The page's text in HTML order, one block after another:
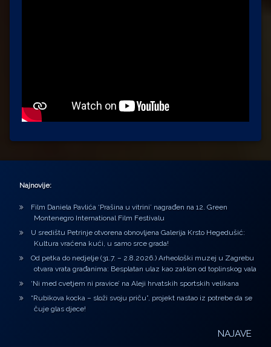
Najnovije:
Film Daniela Pavlića ‘Prašina u vitrini’ nagrađen na 12. Green
Montenegro International Film Festivalu
U središtu Petrinje otvorena obnovljena Galerija Krsto Hegedušić:
Kultura vraćena kući, u samo srce grada!
Od petka do nedjelje (31.7. – 2.8.2026.) Arheološki muzej u Zagrebu
otvara vrata građanima: Besplatan ulaz kao zaklon od toplinskog vala
‘Ni med cvetjem ni pravice’ na Aleji hrvatskih sportskih velikana
“Rubikova kocka – složi svoju priču”, projekt nastao iz potrebe da se
čuje glas djece!
NAJAVE